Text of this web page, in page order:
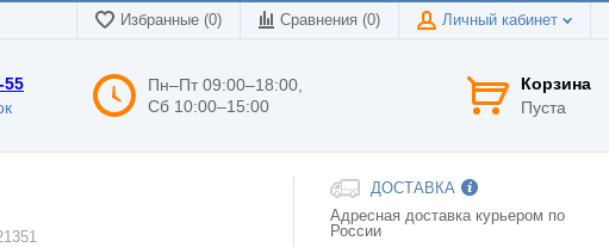
Избранные (0) Сравнения (0) Личный кабинет
55
Пн–Пт 09:00–18:00,
Сб 10:00–15:00
Корзина
Пуста
ДОСТАВКА
Адресная доставка курьером по
России